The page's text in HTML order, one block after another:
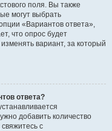
поля. Вы также
могут выбрать
«Вариантов ответа»,
что опрос будет
вариант, за который
ответа?
добавить количество
с